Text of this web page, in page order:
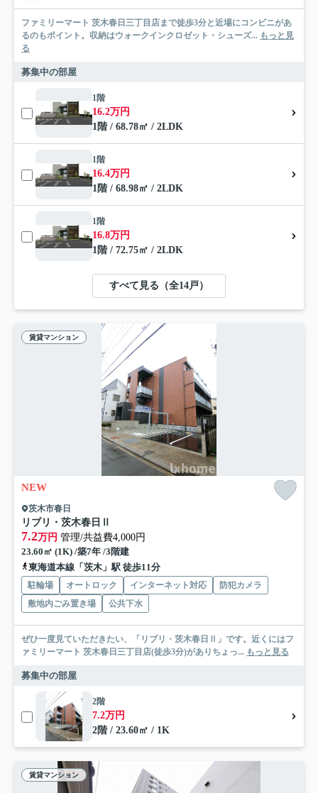
ファミリーマート 茨木春日三丁目店まで徒歩3分と近場にコンビニがあ
るのもポイント。収納はウォークインクロゼット・シューズ... もっと見
る
募集中の部屋
1階
16.2万円
1階 / 68.78㎡ / 2LDK
1階
16.4万円
1階 / 68.98㎡ / 2LDK
1階
16.8万円
1階 / 72.75㎡ / 2LDK
すべて見る（全14戸）
賃貸マンション
NEW
茨木市春日
リブリ・茨木春日Ⅱ
7.2万円 管理/共益費4,000円
23.60㎡ (1K) /築7年 /3階建
東海道本線「茨木」駅 徒歩11分
駐輪場 オートロック インターネット対応
防犯カメラ
敷地内ごみ置き場
公共下水
ぜひ一度見ていただきたい、「リブリ・茨木春日Ⅱ」です。近くにはフ
ァミリーマート 茨木春日三丁目店(徒歩3分)がありちょっ... もっと見る
募集中の部屋
2階
7.2万円
2階 / 23.60㎡ / 1K
賃貸マンション